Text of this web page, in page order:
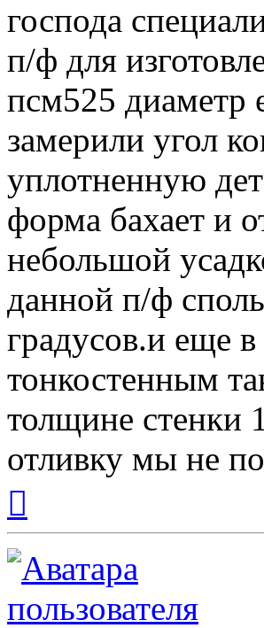
господа
п/ф для
псм525 диаметр
замерили угол
уплотненную
форма бахает и
небольшой
данной п/ф
градусов.и еще
тонкостенным
толщине
отливку мы не
началу